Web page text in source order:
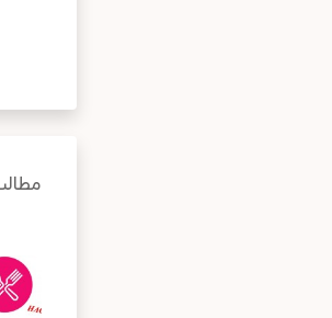
مطالب